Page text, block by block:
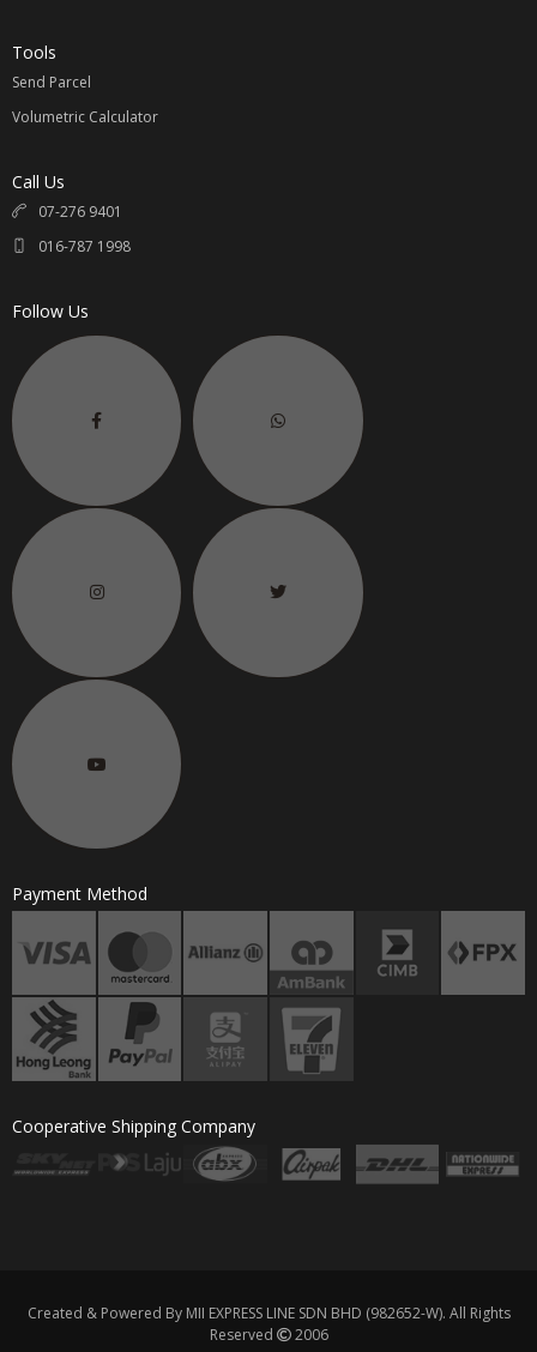
Tools
Send Parcel
Volumetric Calculator
Call Us
07-276 9401
016-787 1998
Follow Us
Payment Method
Cooperative Shipping Company
Created & Powered By MII EXPRESS LINE SDN BHD (982652-W). All Rights
Reserved
2006